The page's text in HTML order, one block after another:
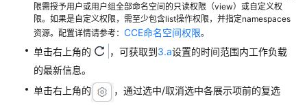
监
控
日
志
管
理
限需授予用户或用户组全部命名空间的只读权限（view）或自定义权
限。如果是自定义权限，需至少包含list操作权限，并指定namespaces
资源。配置详情请参考： CCE命名空间权限。
单击右上角的 ，可获取到3.a设置的时间范围内工作负载
的最新信息。
单击右上角的
，通过选中/取消选中各展示项前的复选